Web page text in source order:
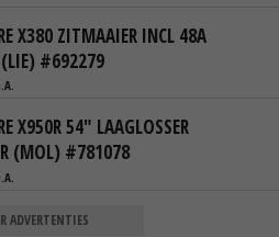
X380 ZITMAAIER INCL 48A
#692279
X950R 54" LAAGLOSSER
(MOL) #781078
ADVERTENTIES